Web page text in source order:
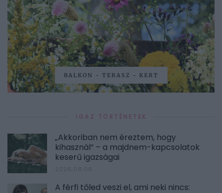
BALKON - TERASZ - KERT
IGAZ TÖRTÉNETEK
„Akkoriban nem éreztem, hogy
kihasznál” – a majdnem-kapcsolatok
keserű igazságai
A férfi tőled veszi el, ami neki nincs: